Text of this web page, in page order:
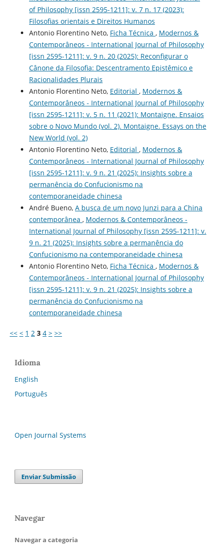
of Philosophy [issn 2595-1211]: v. 7 n. 17 (2023):
Filosofias orientais e Direitos Humanos
Antonio Florentino Neto, Ficha Técnica , Modernos &
Contemporâneos - International Journal of Philosophy
[issn 2595-1211]: v. 9 n. 20 (2025): Reconfigurar o
Cânone da Filosofia: Descentramento Epistêmico e
Racionalidades Plurais
Antonio Florentino Neto, Editorial , Modernos &
Contemporâneos - International Journal of Philosophy
[issn 2595-1211]: v. 5 n. 11 (2021): Montaigne. Ensaios
sobre o Novo Mundo (vol. 2). Montaigne. Essays on the
New World (vol. 2)
Antonio Florentino Neto, Editorial , Modernos &
Contemporâneos - International Journal of Philosophy
[issn 2595-1211]: v. 9 n. 21 (2025): Insights sobre a
permanência do Confucionismo na
contemporaneidade chinesa
André Bueno, A busca de um novo Junzi para a China
contemporânea , Modernos & Contemporâneos -
International Journal of Philosophy [issn 2595-1211]: v.
9 n. 21 (2025): Insights sobre a permanência do
Confucionismo na contemporaneidade chinesa
Antonio Florentino Neto, Ficha Técnica , Modernos &
Contemporâneos - International Journal of Philosophy
[issn 2595-1211]: v. 9 n. 21 (2025): Insights sobre a
permanência do Confucionismo na
contemporaneidade chinesa
<< < 1 2 3 4 > >>
Idioma
English
Português
Open Journal Systems
Enviar Submissão
Navegar
Navegar a categoria